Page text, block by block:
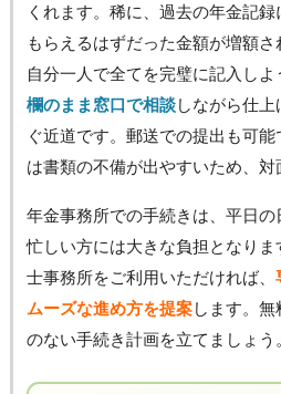
くれます。稀に、過去の年金記
もらえるはずだった金額が増額さ
自分一人で全てを完璧に記入しよ
欄のまま窓口で相談しながら仕上
ぐ近道です。郵送での提出も可
は書類の不備が出やすいため、対
年金事務所での手続きは、平日
忙しい方には大きな負担となり
士事務所をご利用いただければ、
ムーズな進め方を提案します。無
のない手続き計画を立てましょう